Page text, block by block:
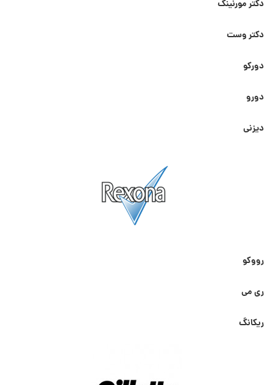
دکتر مورنینگ
دکتر وست
دورکو
دورو
دیزنی
رووکو
ری می
ریکانگ